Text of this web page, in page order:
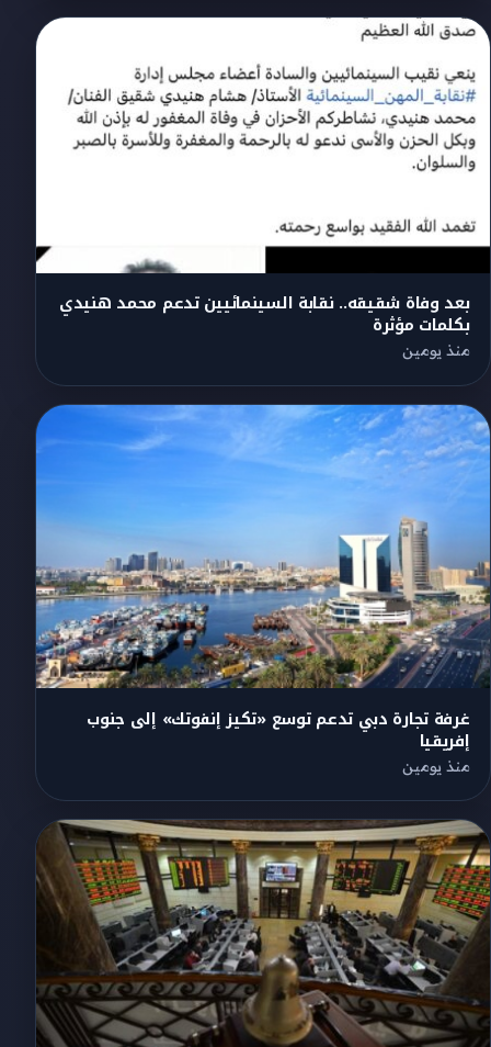
بعد وفاة شقيقه.. نقابة السينمائيين تدعم محمد هنيدي
بكلمات مؤثرة
منذ يومين
غرفة تجارة دبي تدعم توسع «تكيز إنفوتك» إلى جنوب
إفريقيا
منذ يومين